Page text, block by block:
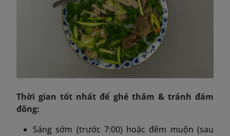
Thời gian tốt nhất để ghé thăm & tránh đám
đông:
Sáng sớm (trước 7:00) hoặc đêm muộn (sau